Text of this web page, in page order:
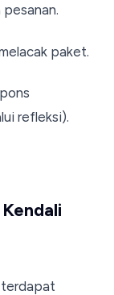
paket.
refleksi).
terdapat